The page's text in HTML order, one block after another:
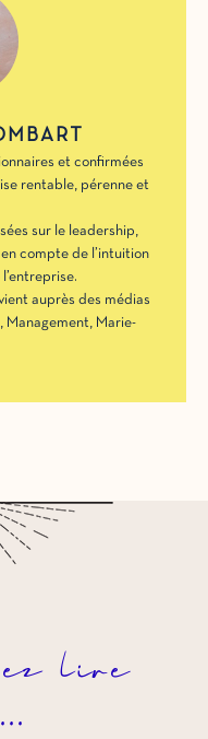
et confirmées
rentable, pérenne et
sur le leadership,
compte de l’intuition
auprès des médias
Management, Marie-
lire